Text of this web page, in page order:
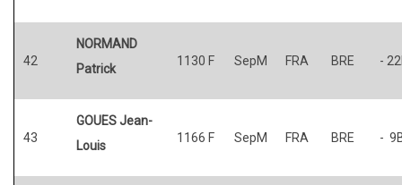
42
NORMAND
Patrick
1130 F SepM FRA BRE -
43
GOUES Jean-
Louis
1166 F SepM FRA BRE -